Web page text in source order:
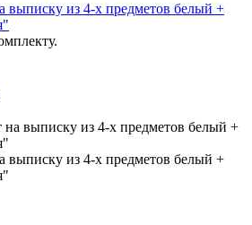
выписку из 4-х предметов белый +
выписку из 4-х предметов белый +